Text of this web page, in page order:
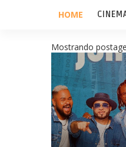
HOME
Mostrando